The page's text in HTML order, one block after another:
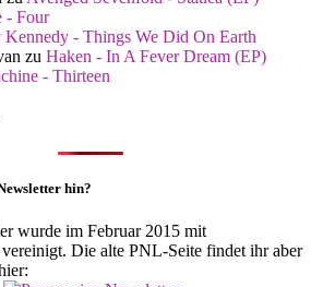
- Four
- Things We Did On Earth
zu Haken - In A Fever Dream (EP)
- Thirteen
hin?
wurde im Februar 2015 mit
vereinigt. Die alte PNL-Seite findet ihr aber